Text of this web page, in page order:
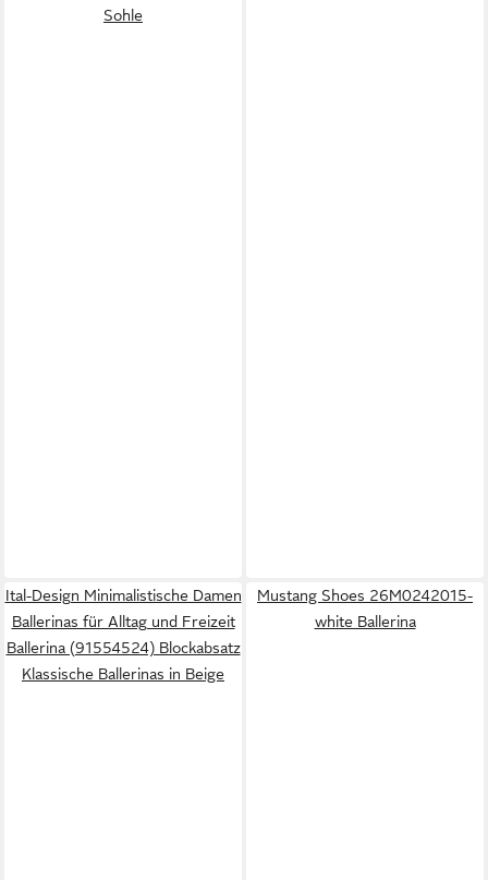
Sohle
Ital-Design Minimalistische Damen
Ballerinas für Alltag und Freizeit
Ballerina (91554524) Blockabsatz
Klassische Ballerinas in Beige
Mustang Shoes 26M0242015-
white Ballerina